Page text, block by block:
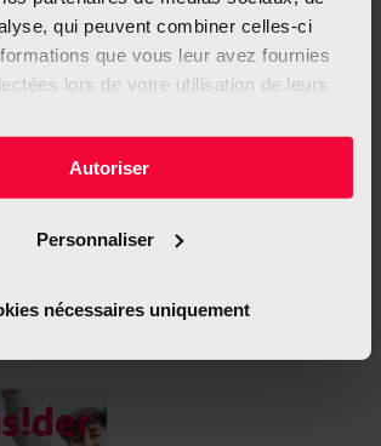
qui peuvent combiner celles-ci
que vous leur avez fournies
lors de votre utilisation de leurs
Autoriser
Personnaliser
nécessaires uniquement